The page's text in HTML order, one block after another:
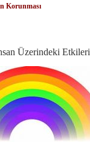
Korunması
Üzerindeki Etkileri